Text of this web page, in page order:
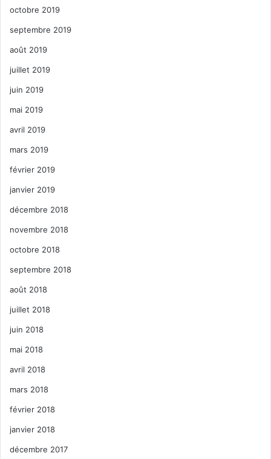
octobre 2019
septembre 2019
août 2019
juillet 2019
juin 2019
mai 2019
avril 2019
mars 2019
février 2019
janvier 2019
décembre 2018
novembre 2018
octobre 2018
septembre 2018
août 2018
juillet 2018
juin 2018
mai 2018
avril 2018
mars 2018
février 2018
janvier 2018
décembre 2017